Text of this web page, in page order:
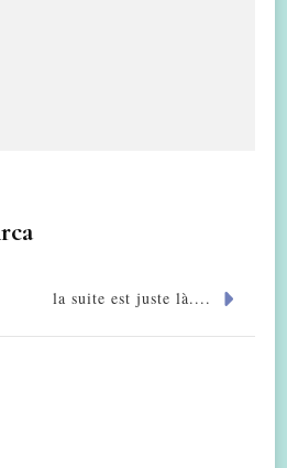
la suite est juste là....